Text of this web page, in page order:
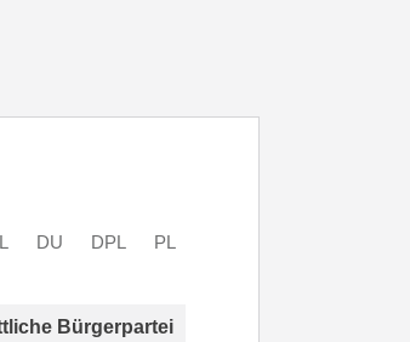
DU DPL PL
Bürgerpartei